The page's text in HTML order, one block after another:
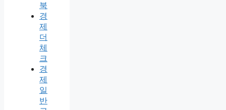
북
경
제
더
체
크
경
제
일
반